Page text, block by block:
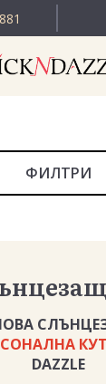
ФИЛТРИ
DAZZLE